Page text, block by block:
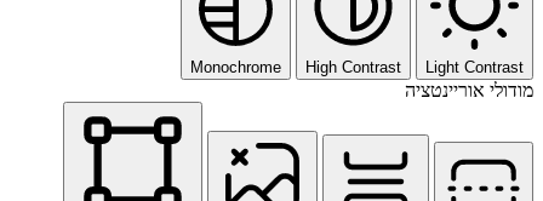
Light Contrast
High Contrast
Monochrome
מודולי אוריינטציה